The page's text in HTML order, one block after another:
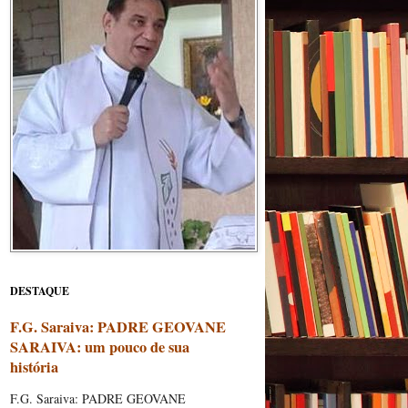
DESTAQUE
F.G. Saraiva: PADRE GEOVANE
SARAIVA: um pouco de sua
história
F.G. Saraiva: PADRE GEOVANE